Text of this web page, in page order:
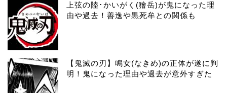
上弦の陸･かいがく(獪岳)が鬼になった理
由や過去！善逸や黒死牟との関係も
【鬼滅の刃】鳴女(なきめ)の正体が遂に判
明！鬼になった理由や過去が意外すぎた